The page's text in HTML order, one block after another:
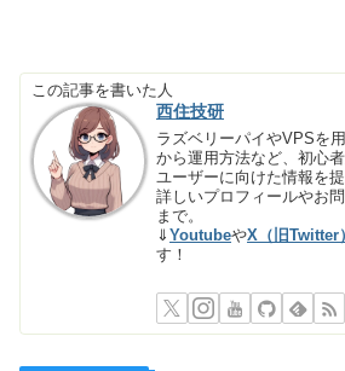
この記事を書いた人
西住技研
ラズベリーパイやVPSを
から運用方法など、初心
ユーザーに向けた情報を提
詳しいプロフィールやお
まで。
⇓YoutubeやX（旧Twitter
す！